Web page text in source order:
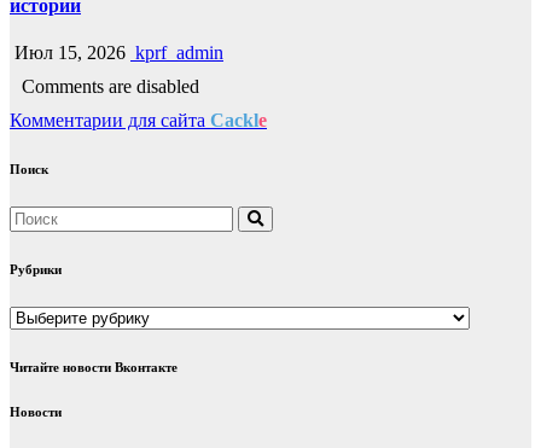
истории
Июл 15, 2026 kprf_admin
Comments are disabled
Комментарии для сайта Cackle
Поиск
Рубрики
Рубрики
Читайте новости Вконтакте
Новости